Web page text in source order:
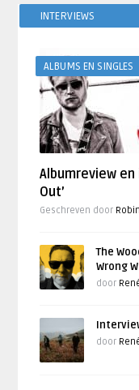
INTERVIEWS
ALBUMS EN SINGLES
Albumreview
Out’
Geschreven door
The
Wrong
door
door